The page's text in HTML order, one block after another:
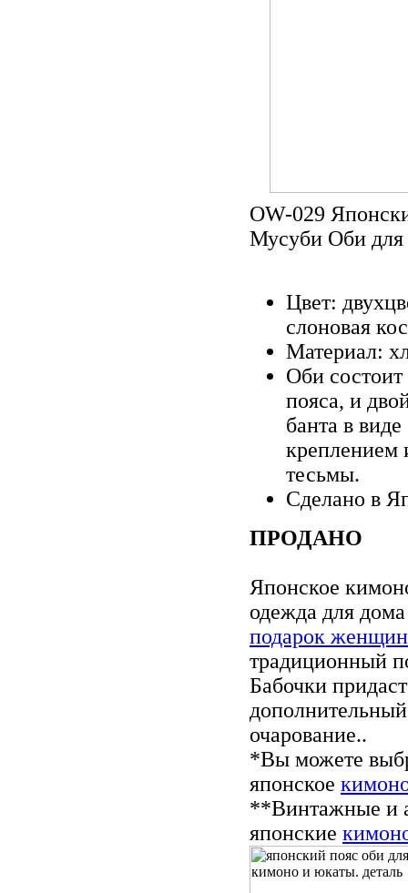
OW-029
Мусуби Оби для
Цвет:
слоновая
Материал:
Оби
пояса, и
банта в
креплением
тесьмы.
Сделано в
ПРОДАНО
Японское
одежда для
подарок
традиционный
Бабочки
очарование..
*Вы можете
японское
**Винтажные и
японские